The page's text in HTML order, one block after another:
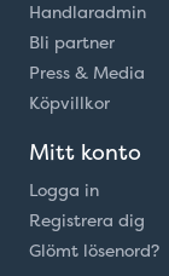
Handlaradmin
Bli partner
Press & Media
Köpvillkor
Mitt konto
Logga in
Registrera dig
Glömt lösenord?